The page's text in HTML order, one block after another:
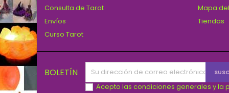
Consulta de Tarot
Envíos
Curso Tarot
Mapa
Tiendas
BOLETÍN
Acepto las condiciones generales y la